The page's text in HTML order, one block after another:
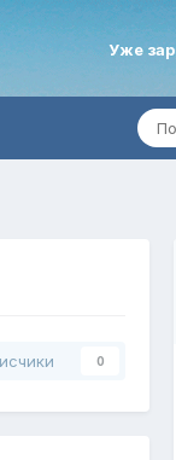
Уже
0